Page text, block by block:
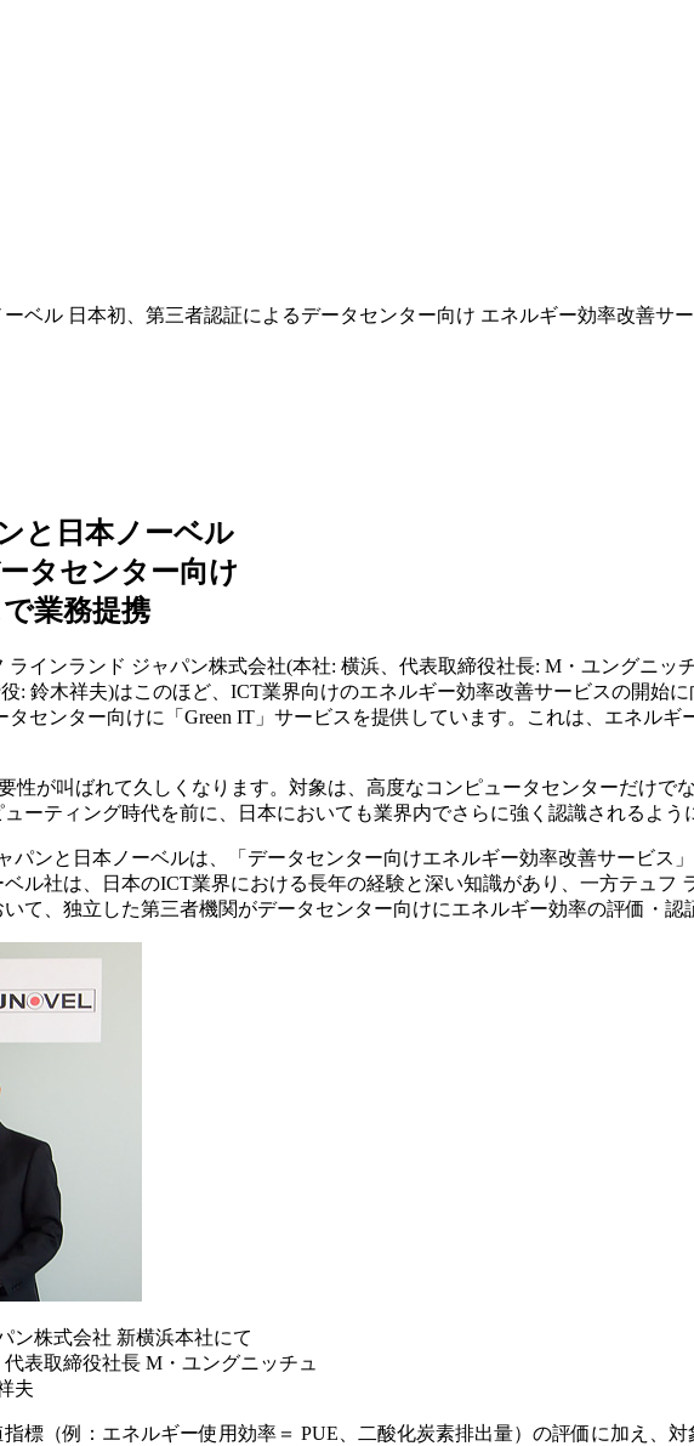
ベル 日本初、第三者認証によるデータセンター向け エネルギー効率改善サ
と日本ノーベル
タセンター向け
業務提携
インランド ジャパン株式会社(本社: 横浜、代表取締役社長: M・ユングニッ
: 鈴木祥夫)はこのほど、ICT業界向けのエネルギー効率改善サービスの開始
センター向けに「Green IT」サービスを提供しています。これは、エネル
性が叫ばれて久しくなります。対象は、高度なコンピュータセンターだけで
ーティング時代を前に、日本においても業界内でさらに強く認識されるよう
パンと日本ノーベルは、「データセンター向けエネルギー効率改善サービス
ル社は、日本のICT業界における長年の経験と深い知識があり、一方テュフ
て、独立した第三者機関がデータセンター向けにエネルギー効率の評価・認
ン株式会社 新横浜本社にて
表取締役社長 M・ユングニッチュ
夫
標（例：エネルギー使用効率＝ PUE、二酸化炭素排出量）の評価に加え、